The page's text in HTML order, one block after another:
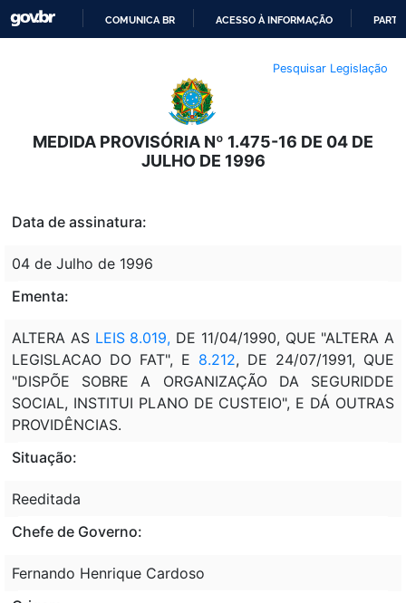
O
CONTEÚDO
COMUNICA BR ACESSO À INFORMAÇÃO
Pesquisar Legislação
MEDIDA PROVISÓRIA Nº 1.475-16 DE 04 DE
JULHO DE 1996
Data de assinatura:
04 de Julho de 1996
Ementa:
ALTERA AS LEIS 8.019, DE 11/04/1990, QUE "ALTERA A
LEGISLACAO DO FAT", E 8.212, DE 24/07/1991, QUE
"DISPÕE SOBRE A ORGANIZAÇÃO DA SEGURIDDE
SOCIAL, INSTITUI PLANO DE CUSTEIO", E DÁ OUTRAS
PROVIDÊNCIAS.
Situação:
Reeditada
Chefe de Governo:
Fernando Henrique Cardoso